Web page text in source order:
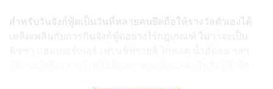
สำหรับวันจังก์ฟู้ดเป็นวันที่หลายคนยึดถือให้รางวัลตัวเองได้
เพลิดเพลินกับการกินจังก์ฟู้ดอย่างไร้กฎเกณฑ์ ไม่ว่าจะเป็น